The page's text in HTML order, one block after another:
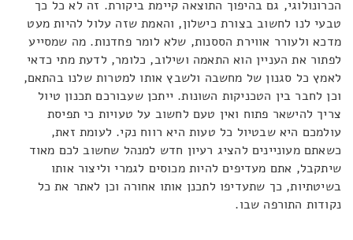
הכרונולוגי, גם בהיפוך התוצאה קיימת ביקורת. זה לא כל כך
טבעי לנו לחשוב בצורת כישלון, והאמת שזה עלול להיות מעט
מדכא ולעורר אווירת הססנות, שלא לומר פחדנות. מה שמסייע
לפתור את העניין הוא התאמה ושילוב, כלומר, לדעת מתי כדאי
לאמץ כל סגנון של מחשבה ולשבץ אותו למטרות שלנו בהתאם,
וכן לחבר בין הטכניקות השונות. ייתכן שעבורכם תכנון טיול
צריך להישאר פתוח ואין טעם לחשוב על טעויות כי תפיסת
עולמכם היא שבטיול כל טעות היא רווח נקי. לעומת זאת,
כשאתם מעוניינים להציג רעיון חדש למנהל שחשוב לכם מאוד
שיתקבל, אתם מעדיפים להיות מכוסים לגמרי וליצור אותו
בשיטתיות, כך שתעדיפו לתכנן אותו אחורה וכן לאתר את כל
נקודות התורפה שבו.